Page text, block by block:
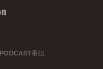
PODCAST番組